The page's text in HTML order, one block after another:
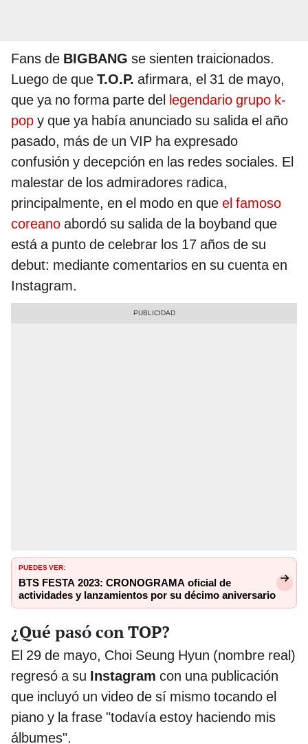
Fans de BIGBANG se sienten traicionados.
Luego de que T.O.P. afirmara, el 31 de mayo,
que ya no forma parte del legendario grupo k-
pop y que ya había anunciado su salida el año
pasado, más de un VIP ha expresado
confusión y decepción en las redes sociales. El
malestar de los admiradores radica,
principalmente, en el modo en que el famoso
coreano abordó su salida de la boyband que
está a punto de celebrar los 17 años de su
debut: mediante comentarios en su cuenta en
Instagram.
PUEDES VER:
BTS FESTA 2023: CRONOGRAMA oficial de
actividades y lanzamientos por su décimo aniversario
¿Qué pasó con TOP?
El 29 de mayo, Choi Seung Hyun (nombre real)
regresó a su Instagram con una publicación
que incluyó un video de sí mismo tocando el
piano y la frase "todavía estoy haciendo mis
álbumes".